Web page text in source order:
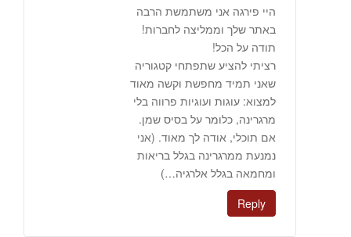
היי פירגה אני משתמשת הרבה
באתר שלך וממליצה לחברות!
תודה על הכל!
רציתי להציע שתפתחי קטגוריה
שאני תמיד מחפשת וקשה מאוד
למצוא: עוגות ועוגיות פרווה בלי
מרגרינה, כלומר על בסיס שמן.
אם תוכלי, אודה לך מאוד. (אני
נמנעת ממרגרינה בגלל בריאות
ומחמאה בגלל אלרגיה…)
Reply